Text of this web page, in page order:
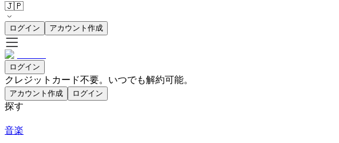
🇯🇵
ログイン アカウント作成
ログイン
クレジットカード不要。いつでも解約可能。
アカウント作成 ログイン
探す
音楽